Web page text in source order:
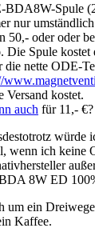
BDA8W-Spule
nur
50,- oder oder
Die Spule kostet
die nette ODE-
Versand kostet.
auch für 11,- €?
würde
wenn ich keine
8W ED
um ein
Kaffee.